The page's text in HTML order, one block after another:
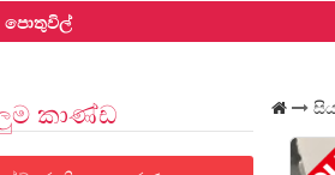
පොතුවිල්
කාණ්ඩ